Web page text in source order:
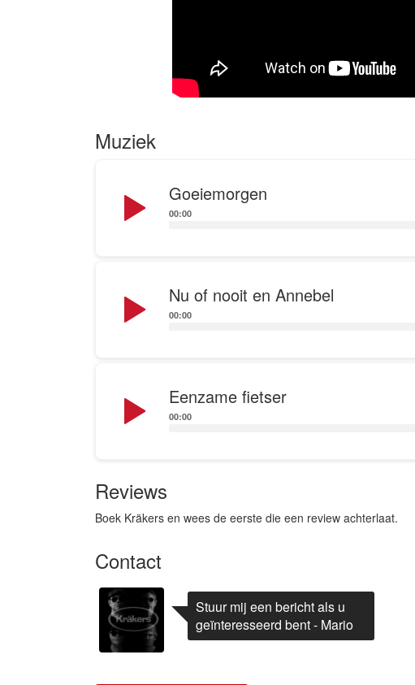
Muziek
Goeiemorgen
Player
00:00
Nu of nooit en Annebel
Player
00:00
Eenzame fietser
Player
00:00
Reviews
Boek Kräkers en wees de eerste die een review achterlaat.
Contact
Stuur mij een bericht als u
geïnteresseerd bent - Mario